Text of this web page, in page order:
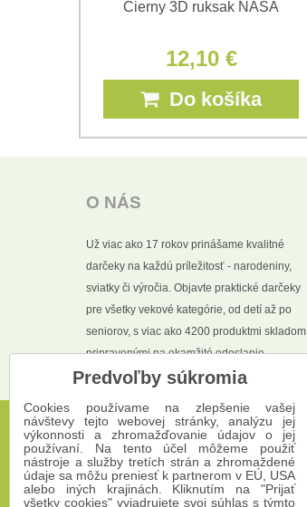
Čierny 3D ruksak NASA
12,10 €
Do košíka
O NÁS
Už viac ako 17 rokov prinášame kvalitné
darčeky na každú príležitosť - narodeniny,
sviatky či výročia. Objavte praktické darčeky
pre všetky vekové kategórie, od detí až po
seniorov, s viac ako 4200 produktmi skladom
pripravenými na okamžité odoslanie.
Predvoľby súkromia
Cookies používame na zlepšenie vašej
návštevy tejto webovej stránky, analýzu jej
výkonnosti a zhromažďovanie údajov o jej
používaní. Na tento účel môžeme použiť
nástroje a služby tretích strán a zhromaždené
údaje sa môžu preniesť k partnerom v EÚ, USA
alebo iných krajinách. Kliknutím na "Prijať
všetky cookies" vyjadrujete svoj súhlas s týmto